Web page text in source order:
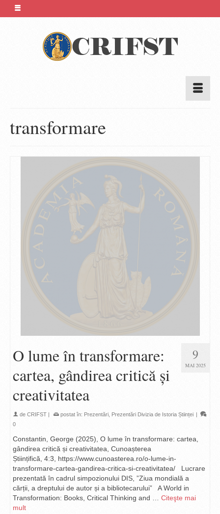
transformare
9
MAI 2025
O lume în transformare:
cartea, gândirea critică și
creativitatea
de CRIFST | postat în: Prezentări Prezentări Divizia de Istoria Științei |
0
Constantin, George (2025), O lume în transformare: cartea,
gândirea critică și creativitatea, Cunoașterea
Științifică, 4:3, https://www.cunoasterea.ro/o-lume-in-
transformare-cartea-gandirea-critica-si-creativitatea/ Lucrare
prezentată în cadrul simpozionului DIS, ”Ziua mondială a
cărții, a dreptului de autor și a bibliotecarului” A World in
Transformation: Books, Critical Thinking and … Citeşte mai
mult